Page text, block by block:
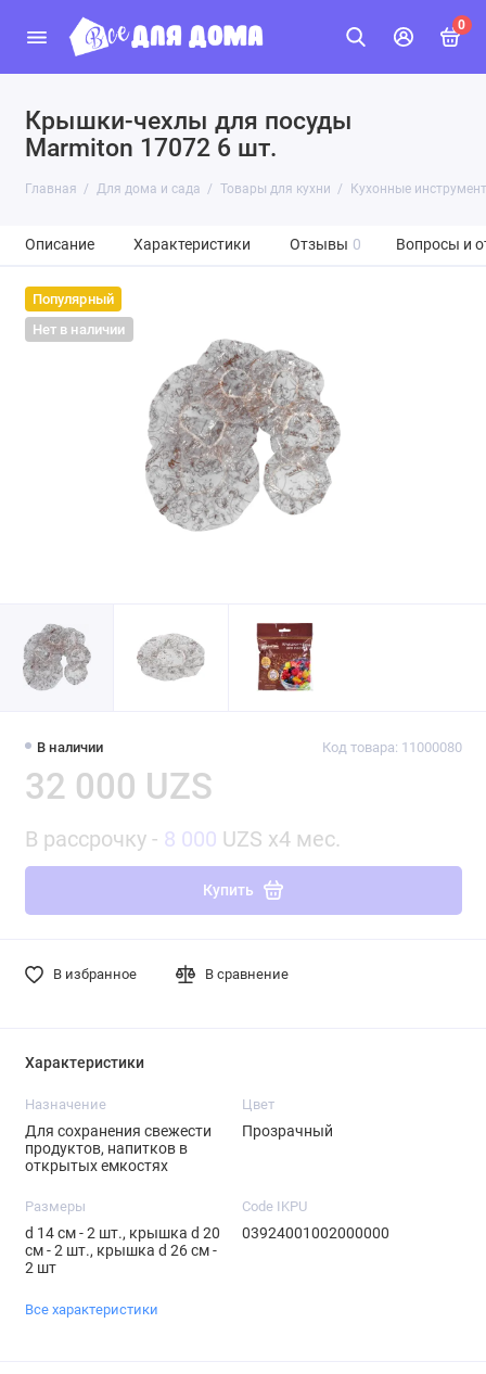
0
Крышки-чехлы для посуды
Marmiton 17072 6 шт.
Главная Для дома и сада Товары для кухни Кухонные
Описание Характеристики Отзывы 0 Вопросы и
Популярный
Нет в наличии
В наличии Код товара: 11000080
32 000 UZS
В рассрочку - 8 000 UZS x4 мес.
Купить
В избранное В сравнение
Характеристики
Назначение
Для сохранения свежести
продуктов, напитков в
открытых емкостях
Цвет
Прозрачный
Размеры
d 14 см - 2 шт., крышка d 20
см - 2 шт., крышка d 26 см -
2 шт
Code IKPU
03924001002000000
Все характеристики